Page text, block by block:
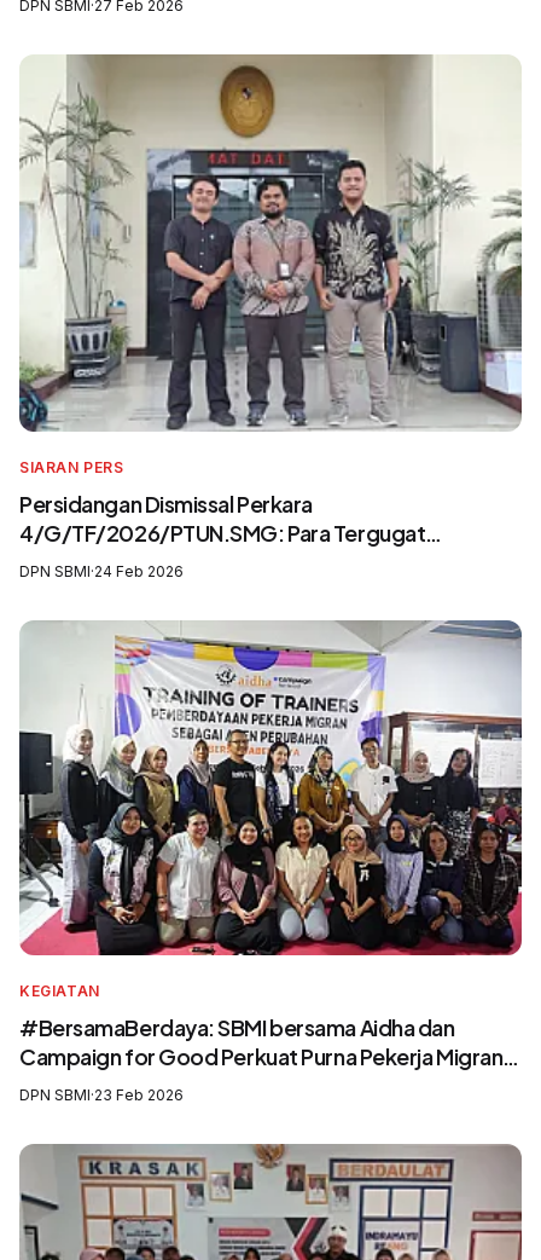
DPN SBMI·27 Feb 2026
SIARAN PERS
Persidangan Dismissal Perkara
4/G/TF/2026/PTUN.SMG: Para Tergugat
Mengingkari SIP3MI dan Mengabaikan UU
DPN SBMI·24 Feb 2026
KEGIATAN
#BersamaBerdaya: SBMI bersama Aidha dan
Campaign for Good Perkuat Purna Pekerja Migran
sebagai Agen Perubahan dan Pelatih Migrasi Aman
DPN SBMI·23 Feb 2026